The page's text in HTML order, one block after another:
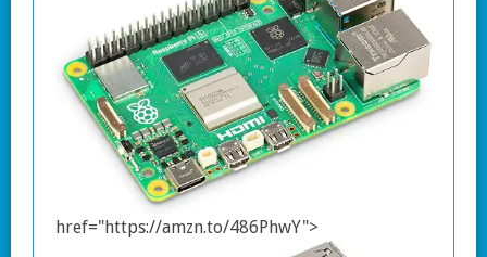
href="https://amzn.to/486PhwY">